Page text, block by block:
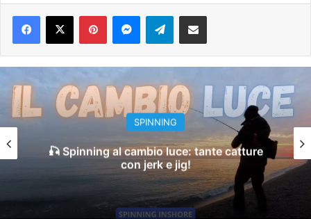
PinterestMessengerTelegramCondividi via e-mail
SPINNING
Dall’Alba al Tramonto: Spinning Inshore tra
Montante e Scaduta 🎣🌊